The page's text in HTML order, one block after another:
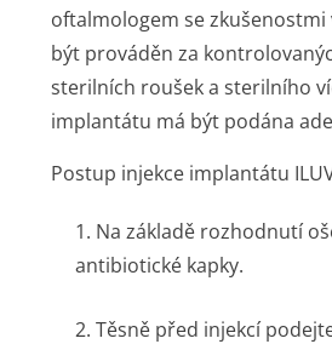
oftalmologem se
být prováděn za
sterilních roušek a sterilního
implantátu má být podána
Postup injekce implantátu
1. Na základě rozhodnutí
antibiotické kapky.
2. Těsně před injekcí